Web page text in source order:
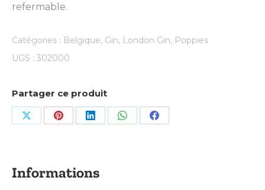
refermable.
Catégories : Belgique, Gin, London Gin, Poppies
UGS : 302000
Partager ce produit
Share Share Share Share Share